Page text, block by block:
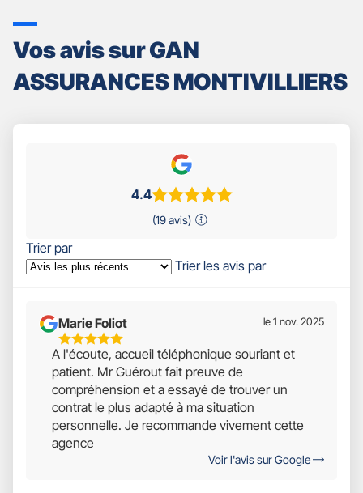
Vos avis sur GAN
ASSURANCES MONTIVILLIERS
4.4
(19 avis)
Trier par
Trier les avis par
Marie Foliot
5
Étoiles
Sur
5
le 1 nov. 2025
A l'écoute, accueil téléphonique souriant et
patient. Mr Guérout fait preuve de
compréhension et a essayé de trouver un
contrat le plus adapté à ma situation
personnelle. Je recommande vivement cette
agence
Voir l'avis sur Google